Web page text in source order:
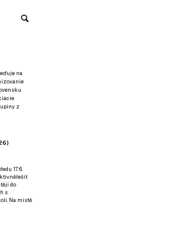
na
z
17. 6.
do
s
Na místě